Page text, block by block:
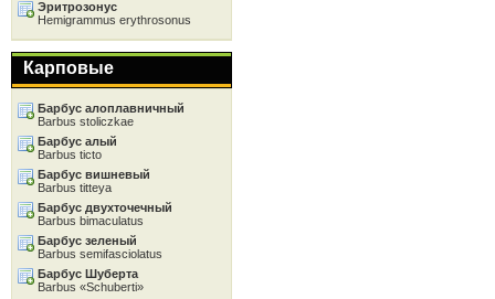
Эритрозонус
Hemigrammus erythrosonus
Карповые
Барбус алоплавничный
Barbus stoliczkae
Барбус алый
Barbus ticto
Барбус вишневый
Barbus titteya
Барбус двухточечный
Barbus bimaculatus
Барбус зеленый
Barbus semifasciolatus
Барбус Шуберта
Barbus «Schuberti»